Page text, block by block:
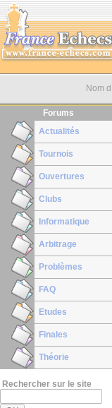
Nom
Forums
Actualités
Tournois
Ouvertures
Clubs
Informatique
Arbitrage
Problèmes
FAQ
Etudes
Finales
Théorie
Rechercher sur le site